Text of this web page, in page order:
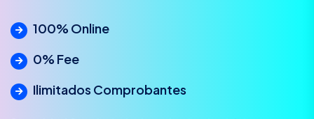
100% Online
0% Fee
Ilimitados Comprobantes